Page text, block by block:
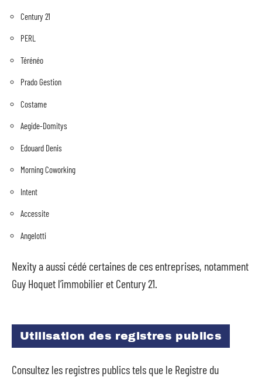
Century 21
PERL
Térénéo
Prado Gestion
Costame
Aegide-Domitys
Edouard Denis
Morning Coworking
Intent
Accessite
Angelotti
Nexity a aussi cédé certaines de ces entreprises, notamment
Guy Hoquet l’immobilier et Century 21.
Utilisation des registres publics
Consultez les registres publics tels que le Registre du